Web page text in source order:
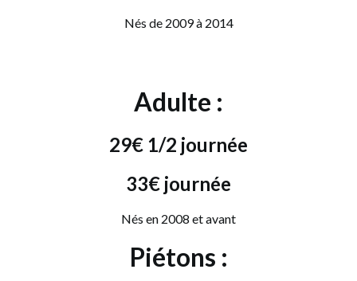
Nés de 2009 à 2014
Adulte :
29€ 1/2 journée
33€ journée
Nés en 2008 et avant
Piétons :